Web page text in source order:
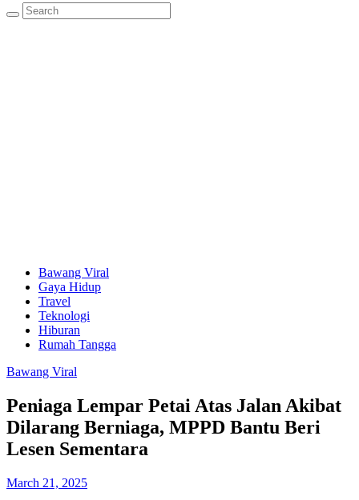
Bawang Viral
Gaya Hidup
Travel
Teknologi
Hiburan
Rumah Tangga
Bawang Viral
Peniaga Lempar Petai Atas Jalan Akibat
Dilarang Berniaga, MPPD Bantu Beri
Lesen Sementara
March 21, 2025